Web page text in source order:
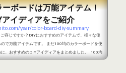
ボードは万能アイテム！
イディアをご紹介
year/color-board-diy-summary
存じですか？DIYにおすすめのアイテムで、様々な使
で万能アイテムです。 まだ100均のカラーボードを使
に、おすすめのDIYアイディアをまとめました。 100均
イテム！おすすめDIYアイディアをご紹介part1 出典：h